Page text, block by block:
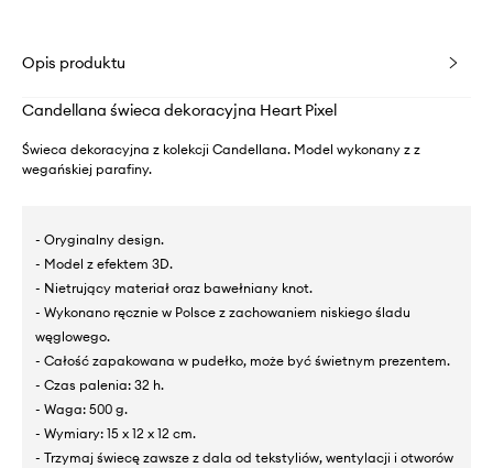
Opis produktu
Candellana świeca dekoracyjna Heart Pixel
Świeca dekoracyjna z kolekcji Candellana. Model wykonany z z
wegańskiej parafiny.
- Oryginalny design.
- Model z efektem 3D.
- Nietrujący materiał oraz bawełniany knot.
- Wykonano ręcznie w Polsce z zachowaniem niskiego śladu
węglowego.
- Całość zapakowana w pudełko, może być świetnym prezentem.
- Czas palenia: 32 h.
- Waga: 500 g.
- Wymiary: 15 x 12 x 12 cm.
- Trzymaj świecę zawsze z dala od tekstyliów, wentylacji i otworów